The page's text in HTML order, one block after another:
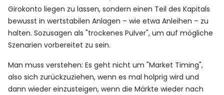
Girokonto liegen zu lassen, sondern einen Teil des Kapitals
bewusst in wertstabilen Anlagen – wie etwa Anleihen – zu
halten. Sozusagen als "trockenes Pulver", um auf mögliche
Szenarien vorbereitet zu sein.
Man muss verstehen: Es geht nicht um "Market Timing",
also sich zurückzuziehen, wenn es mal holprig wird und
dann wieder einzusteigen, wenn die Märkte wieder nach